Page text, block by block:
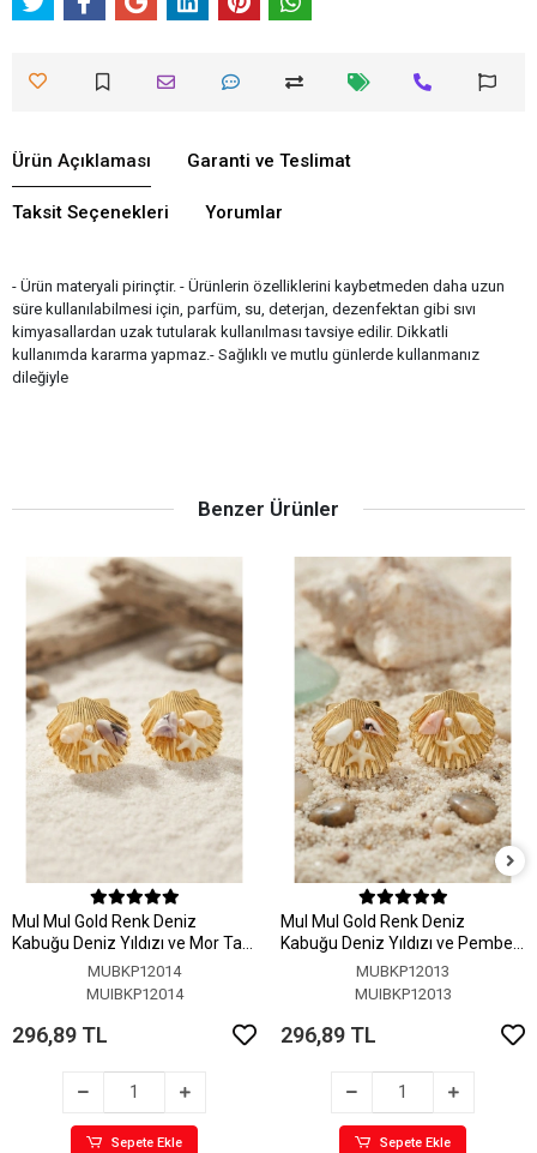
Ürün Açıklaması Garanti ve Teslimat
Taksit Seçenekleri Yorumlar
- Ürün materyali pirinçtir. - Ürünlerin özelliklerini kaybetmeden daha uzun
süre kullanılabilmesi için, parfüm, su, deterjan, dezenfektan gibi sıvı
kimyasallardan uzak tutularak kullanılması tavsiye edilir. Dikkatli
kullanımda kararma yapmaz.- Sağlıklı ve mutlu günlerde kullanmanız
dileğiyle
Benzer Ürünler
MuI MuI Gold Renk Deniz
Kabuğu Deniz Yıldızı ve Mor Taş
Detaylı KüpeMUBKP12014
MUIBKP12014
296,89 TL
Sepete Ekle
MuI MuI Gold Renk Deniz
Kabuğu Deniz Yıldızı ve Pembe
Taş Detaylı Küpe
MUBKP12013
MUIBKP12013
296,89 TL
Sepete Ekle